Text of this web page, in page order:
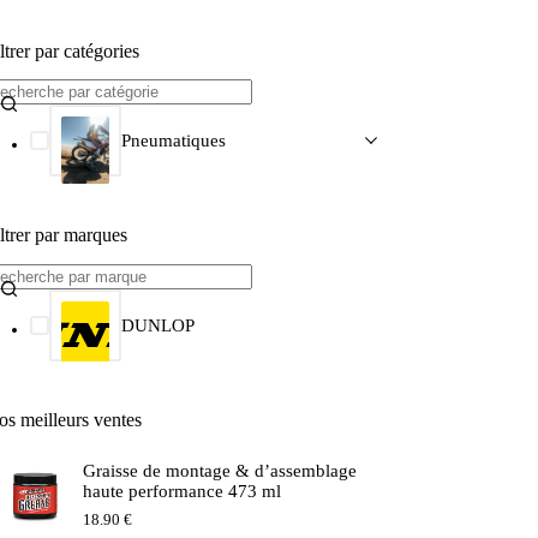
par catégories
Pneumatiques
par marques
DUNLOP
meilleurs ventes
Graisse de montage & d’assemblage
haute performance 473 ml
18.90 €